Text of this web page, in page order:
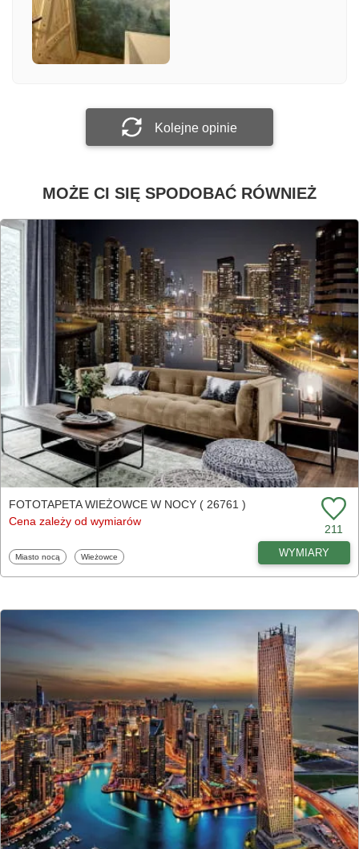
Załącz zdjęcie
Kolejne opinie
MOŻE CI SIĘ SPODOBAĆ RÓWNIEŻ
FOTOTAPETA WIEŻOWCE W NOCY ( 26761 )
Cena zależy od wymiarów
211
Fototapety
Miasto nocą Fototapety
Wieżowce WYMIARY